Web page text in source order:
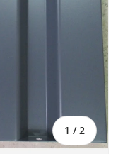
1 / von
2